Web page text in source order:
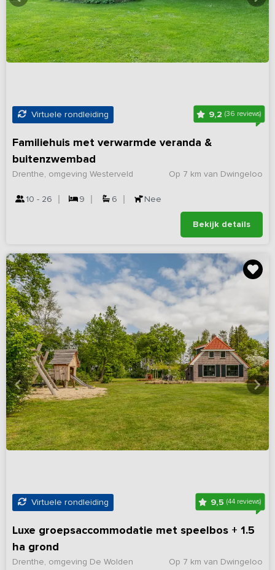
Virtuele rondleiding 9,2 (36 reviews)
Familiehuis met verwarmde veranda &
buitenzwembad
Op 7 km van Dwingeloo
Drenthe, omgeving Westerveld
10 - 26 9 6 Nee
Bekijk details
Virtuele rondleiding 9,5(44 reviews)
Luxe groepsaccommodatie met speelbos + 1.5
ha grond
Op 7 km van Dwingeloo
Drenthe, omgeving De Wolden